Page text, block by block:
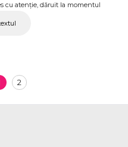
cu atenție, dăruit la momentul
2